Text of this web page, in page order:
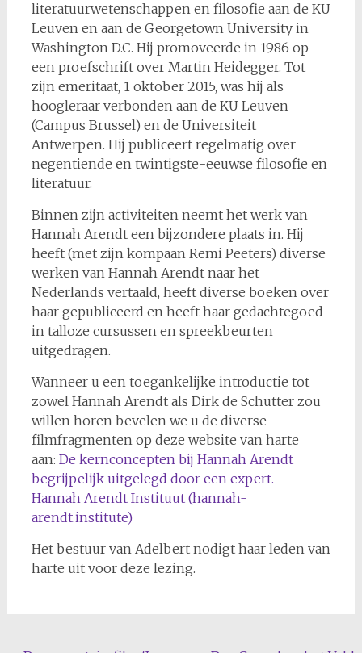
literatuurwetenschappen en filosofie aan de KU
Leuven en aan de Georgetown University in
Washington D.C. Hij promoveerde in 1986 op
een proefschrift over Martin Heidegger. Tot
zijn emeritaat, 1 oktober 2015, was hij als
hoogleraar verbonden aan de KU Leuven
(Campus Brussel) en de Universiteit
Antwerpen. Hij publiceert regelmatig over
negentiende en twintigste-eeuwse filosofie en
literatuur.
Binnen zijn activiteiten neemt het werk van
Hannah Arendt een bijzondere plaats in. Hij
heeft (met zijn kompaan Remi Peeters) diverse
werken van Hannah Arendt naar het
Nederlands vertaald, heeft diverse boeken over
haar gepubliceerd en heeft haar gedachtegoed
in talloze cursussen en spreekbeurten
uitgedragen.
Wanneer u een toegankelijke introductie tot
zowel Hannah Arendt als Dirk de Schutter zou
willen horen bevelen we u de diverse
filmfragmenten op deze website van harte
aan: De kernconcepten bij Hannah Arendt
begrijpelijk uitgelegd door een expert. –
Hannah Arendt Instituut (hannah-
arendt.institute)
Het bestuur van Adelbert nodigt haar leden van
harte uit voor deze lezing.